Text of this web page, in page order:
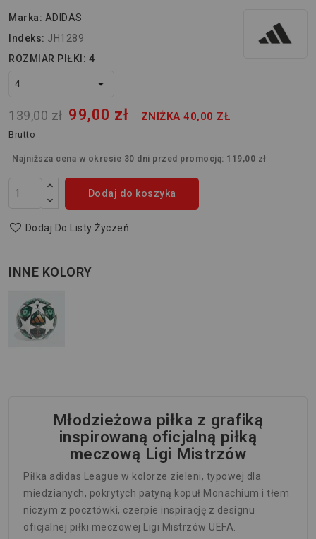
Marka: ADIDAS
Indeks: JH1289
ROZMIAR PIŁKI: 4
139,00 zł 99,00 zł ZNIŻKA 40,00 ZŁ
Brutto
Najniższa cena w okresie 30 dni przed promocją: 119,00 zł
Dodaj do koszyka
Dodaj Do Listy Życzeń
INNE KOLORY
Młodzieżowa piłka z grafiką
inspirowaną oficjalną piłką
meczową Ligi Mistrzów
Piłka adidas League w kolorze zieleni, typowej dla
miedzianych, pokrytych patyną kopuł Monachium i tłem
niczym z pocztówki, czerpie inspirację z designu
oficjalnej piłki meczowej Ligi Mistrzów UEFA.